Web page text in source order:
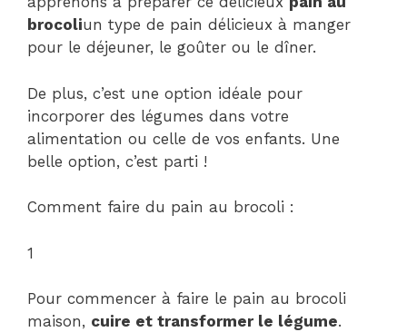
brocoliun type de pain délicieux à manger
pour le déjeuner, le goûter ou le dîner.
De plus, c’est une option idéale pour
incorporer des légumes dans votre
alimentation ou celle de vos enfants. Une
belle option, c’est parti !
Comment faire du pain au brocoli :
1
Pour commencer à faire le pain au brocoli
maison, cuire et transformer le légume.